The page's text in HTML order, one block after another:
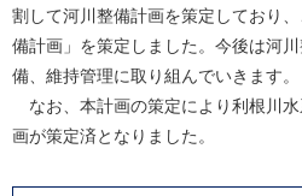
割して河川整備計画を策定しており
備計画」を策定しました。今後は河
備、維持管理に取り組んでいきます。
なお、本計画の策定により利根川
画が策定済となりました。